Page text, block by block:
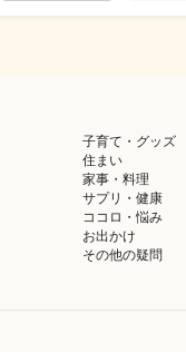
子育て・グッズ
住まい
家事・料理
サプリ・健康
ココロ・悩み
お出かけ
その他の疑問